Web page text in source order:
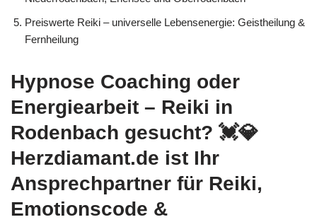
Preiswerte Reiki – universelle Lebensenergie: Geistheilung &
Fernheilung
Hypnose Coaching oder
Energiearbeit – Reiki in
Rodenbach gesucht? 💓️💎
Herzdiamant.de ist Ihr
Ansprechpartner für Reiki,
Emotionscode &